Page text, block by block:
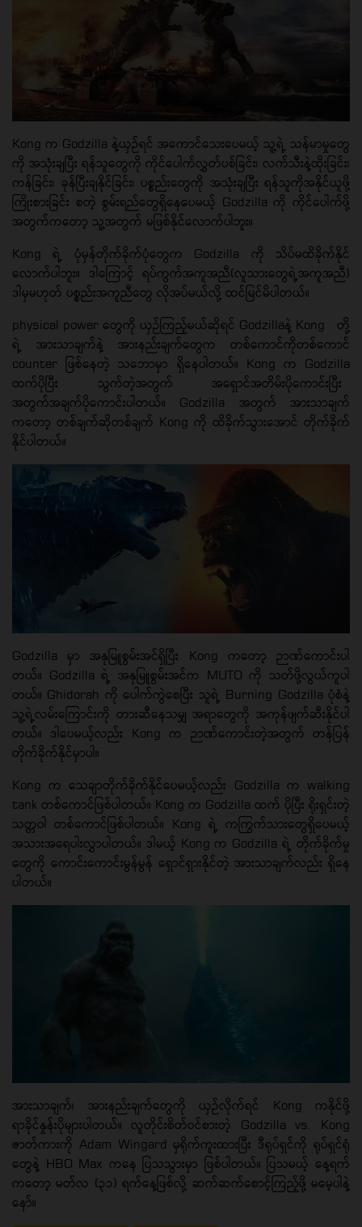
Kong က Godzilla နဲ့ယှဉ်ရင် အကောင်သေးပေမယ့် သူ့ရဲ့ သန်မာမှုတွေ
ကို အသုံးချပြီး ရန်သူတွေကို ကိုင်ပေါက်လွှတ်ပစ်ခြင်း၊ လက်သီးနဲ့ထိုးခြင်း၊
ကန်ခြင်း၊ ခုန်ပြီးချနိုင်ခြင်း၊ ပစ္စည်းတွေကို အသုံးချပြီး ရန်သူကိုအနိုင်ယူဖို့
ကြိုးစားခြင်း စတဲ့ စွမ်းရည်တွေရှိနေပေမယ့် Godzilla ကို ကိုင်ပေါက်ဖို့
အတွက်ကတော့ သူ့အတွက် မဖြစ်နိုင်လောက်ပါဘူး။
Kong ရဲ့ ပုံမှန်တိုက်ခိုက်ပုံတွေက Godzilla ကို သိပ်မထိခိုက်နိုင်
လောက်ပါဘူး။ ဒါကြောင့် ရပ်ကွက်အကူအညီ(လူသားတွေရဲ့အကူအညီ)
ဒါမှမဟုတ် ပစ္စည်းအကူညီတွေ လိုအပ်မယ်လို့ ထင်မြင်မိပါတယ်။
physical power တွေကို ယှဉ်ကြည့်မယ်ဆိုရင် Godzillaနဲ့ Kong တို့
ရဲ့ အားသာချက်နဲ့ အားနည်းချက်တွေက တစ်ကောင်ကိုတစ်ကောင်
counter ဖြစ်နေတဲ့ သဘောမှာ ရှိနေပါတယ်။ Kong က Godzilla
ထက်ပိုပြီး သွက်တဲ့အတွက် အရှောင်အတိမ်းပိုကောင်းပြီး
အတွက်အချက်ပိုကောင်းပါတယ်။ Godzilla အတွက် အားသာချက်
ကတော့ တစ်ချက်ဆိုတစ်ချက် Kong ကို ထိခိုက်သွားအောင် တိုက်ခိုက်
နိုင်ပါတယ်။
Godzilla မှာ အနုမြူစွမ်းအင်ရှိပြီး Kong ကတော့ ဉာဏ်ကောင်းပါ
တယ်။ Godzilla ရဲ့ အနုမြူစွမ်းအင်က MUTO ကို သတ်ဖို့လွယ်ကူပါ
တယ်။ Ghidorah ကို ပေါက်ကွဲစေပြီး သူရဲ့ Burning Godzilla ပုံစံနဲ့
သူ့ရဲ့လမ်းကြောင်းကို တားဆီနေသမျှ အရာတွေကို အကုန်ဖျက်ဆီးနိုင်ပါ
တယ်။ ဒါပေမယ့်လည်း Kong က ဉာဏ်ကောင်းတဲ့အတွက် တန်ပြန်
တိုက်ခိုက်နိုင်မှာပါ။
Kong က သေချာတိုက်ခိုက်နိုင်ပေမယ့်လည်း Godzilla က walking
tank တစ်ကောင်ဖြစ်ပါတယ်။ Kong က Godzilla ထက် ပိုပြီး ရိုးရှင်းတဲ့
သတ္တဝါ တစ်ကောင်ဖြစ်ပါတယ်။ Kong ရဲ့ ကကြွက်သားတွေရှိပေမယ့်
အသားအရေပါးလွှာပါတယ်။ ဒါမယ့် Kong က Godzilla ရဲ့ တိုက်ခိုက်မှု
တွေကို ကောင်းကောင်းမွန်မွန် ရှောင်ရှားနိုင်တဲ့ အားသာချက်လည်း ရှိနေ
ပါတယ်။
အားသာချက်၊ အားနည်းချက်တွေကို ယှဉ်လိုက်ရင် Kong ကနိုင်ဖို့
ရာခိုင်နှုန်းပိုများပါတယ်။ လူတိုင်းစိတ်ဝင်စားတဲ့ Godzilla vs. Kong
ဇာတ်ကားကို Adam Wingard မှရိုက်ကူးထားပြီး ဒီရုပ်ရှင်ကို ရုပ်ရှင်ရုံ
တွေနဲ့ HBO Max ကနေ ပြသသွားမှာ ဖြစ်ပါတယ်။ ပြသမယ့် နေ့ရက်
ကတော့ မတ်လ (၃၁) ရက်နေ့ဖြစ်လို့ ဆက်ဆက်စောင့်ကြည့်ဖို့ မမေ့ပါနဲ့
နော်။